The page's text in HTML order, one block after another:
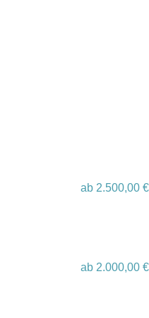
ab 2.500,00 €
ab 2.000,00 €